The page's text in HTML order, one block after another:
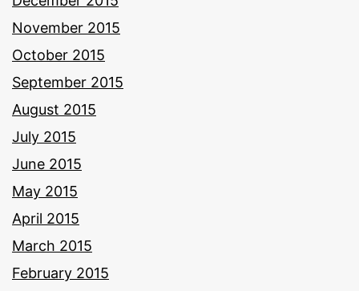
November 2015
October 2015
September 2015
August 2015
July 2015
June 2015
May 2015
April 2015
March 2015
February 2015